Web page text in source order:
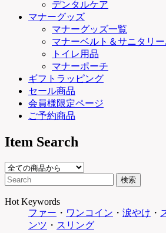
デンタルケア
マナーグッズ
マナーグッズ一覧
マナーベルト＆サニタリ
トイレ用品
マナーポーチ
ギフトラッピング
セール商品
会員様限定ページ
ご予約商品
Item Search
Hot Keywords
ファー ・ ワンコイン ・ 涙やけ ・
ンツ ・ スリング